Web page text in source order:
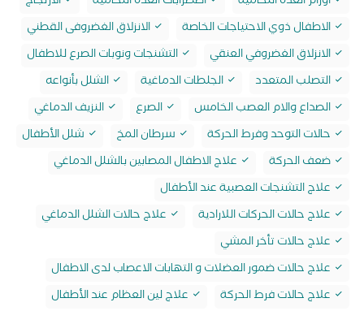
الاطفال ذوي الاحتياجات الخاصة
الانزلاق الغضروفى القطني
الانزلاق الغضروفي العنقي
التشنجات ونوبات الصرع للاطفال
التصلب المتعدد
الجلطات الدماغية
الشلل بأنواعه
الصداع والام العصب الخامس
الصرع
النزيف الدماغي
حالات التوحد وفرط الحركة
سرطان المخ
شلل الأطفال
ضعف الحركة
علاج الاطفال المصابين بالشلل الدماغي
علاج التشنجات العصبية عند الأطفال
علاج حالات الحركات اللارادية
علاج حالات الشلل الدماغي
علاج حالات تأخر المشي
علاج حالات ضمور العضلات و التهابات الاعصاب لدى الاطفال
علاج حالات فرط الحركة
علاج لين العظام عند الأطفال